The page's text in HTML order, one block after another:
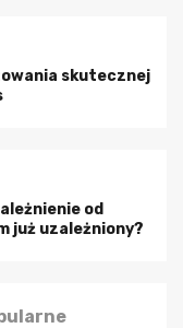
skutecznej
od
już uzależniony?